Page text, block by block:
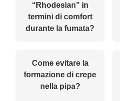
“Rhodesian” in
termini di comfort
durante la fumata?
Come evitare la
formazione di crepe
nella pipa?